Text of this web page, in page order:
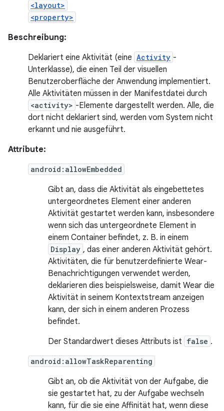
<layout>
<property>
Beschreibung:
Deklariert eine Aktivität (eine Activity -
Unterklasse), die einen Teil der visuellen
Benutzeroberfläche der Anwendung implementiert.
Alle Aktivitäten müssen in der Manifestdatei durch
<activity> -Elemente dargestellt werden. Alle, die
dort nicht deklariert sind, werden vom System nicht
erkannt und nie ausgeführt.
Attribute:
android:allowEmbedded
Gibt an, dass die Aktivität als eingebettetes
untergeordnetes Element einer anderen
Aktivität gestartet werden kann, insbesondere
wenn sich das untergeordnete Element in
einem Container befindet, z. B. in einem
Display , das einer anderen Aktivität gehört.
Aktivitäten, die für benutzerdefinierte Wear-
Benachrichtigungen verwendet werden,
deklarieren dies beispielsweise, damit Wear die
Aktivität in seinem Kontextstream anzeigen
kann, der sich in einem anderen Prozess
befindet.
Der Standardwert dieses Attributs ist false .
android:allowTaskReparenting
Gibt an, ob die Aktivität von der Aufgabe, die
sie gestartet hat, zu der Aufgabe wechseln
kann, für die sie eine Affinität hat, wenn diese